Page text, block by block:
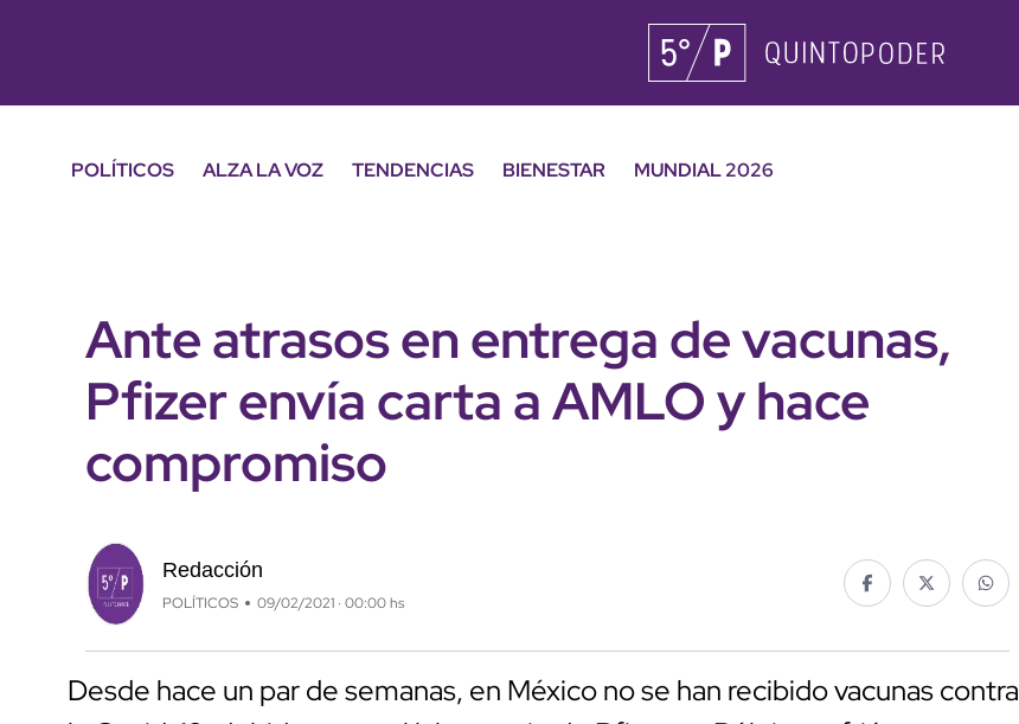
POLÍTICOS ALZA LA VOZ TENDENCIAS BIENESTAR
MUNDIAL 2026
Ante atrasos en entrega de vacunas,
Pfizer envía carta a AMLO y hace
compromiso
Redacción
POLÍTICOS 09/02/2021 · 00:00 hs
Desde hace un par de semanas, en México no se han recibido vacunas contra